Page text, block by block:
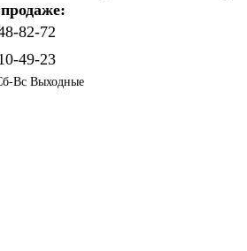
82-72
49-23
Вс Выходные